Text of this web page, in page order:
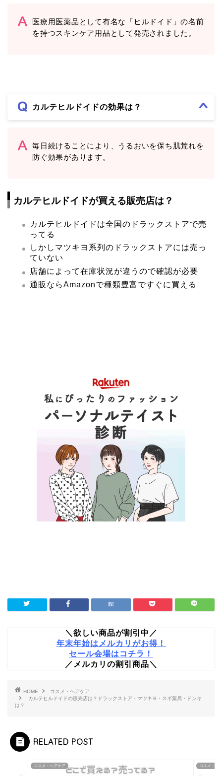
医療用医薬品として有名な「ヒルドイド」の名前
を持つスキンケア用品として発売されました。
カルテヒルドイドの効果は？
毎日続けることにより、うるおいを保ち肌荒れを
防ぐ効果があります。
カルテヒルドイドが買える販売店は？
カルテヒルドイドは全国のドラックストアで売
ってる
しかしマツキヨ系列のドラックストアには売っ
ていない
店舗によって在庫状況が違うので確認が必要
通販ならAmazonで種類豊富ですぐに買える
＼欲しい商品が割引中／
年末年始はメルカリがお得！
セール会場はコチラ！
／メルカリの割引商品＼
HOME
コスメ・ヘアケア
カルテヒルドイドの販売店は？ドラックストア・マツキヨ・スギ薬局・ドンキ
は？
RELATED POST
コスメ・ヘアケア コスメ・ヘ